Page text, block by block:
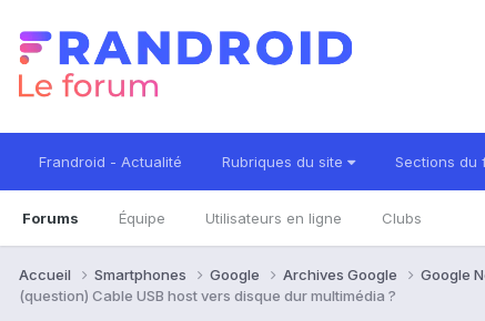
Frandroid - Actualité Rubriques du site Sections du
Forums Équipe Utilisateurs en ligne Clubs
Accueil Smartphones Google Archives Google Google
(question) Cable USB host vers disque dur multimédia ?